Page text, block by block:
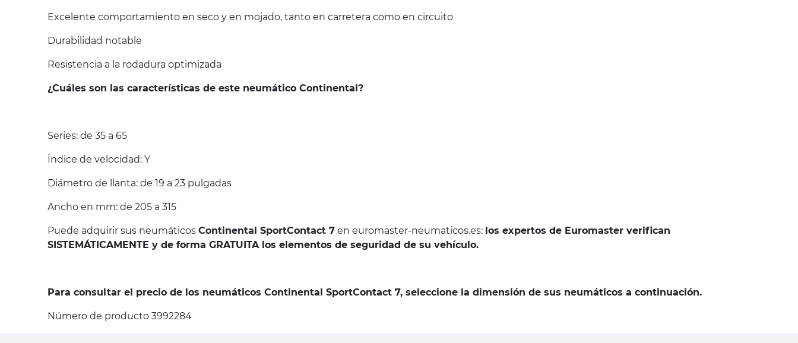
Excelente comportamiento en seco y en mojado, tanto en carretera como en circuito
Durabilidad notable
Resistencia a la rodadura optimizada
¿Cuáles son las características de este neumático Continental?
Series: de 35 a 65
Índice de velocidad: Y
Diámetro de llanta: de 19 a 23 pulgadas
Ancho en mm: de 205 a 315
Puede adquirir sus neumáticos Continental SportContact 7 en euromaster-neumaticos.es: los expertos de Euromaster verifican
SISTEMÁTICAMENTE y de forma GRATUITA los elementos de seguridad de su vehículo.
Para consultar el precio de los neumáticos Continental SportContact 7, seleccione la dimensión de sus neumáticos a continuación.
Número de producto 3992284